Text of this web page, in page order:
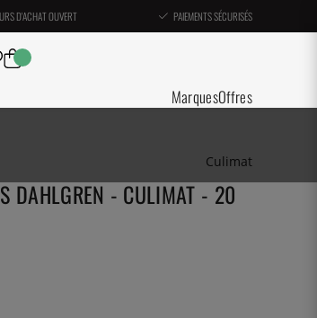
D'ACHAT OUVERT PAIEMENTS SÉCURISÉS
MarquesOffres
Culimat
DAHLGREN - CULIMAT - 20